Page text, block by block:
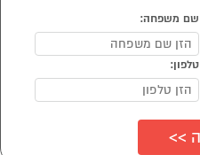
סמן להשוואה
PULSECARE
שם משפחה:
טלפון: